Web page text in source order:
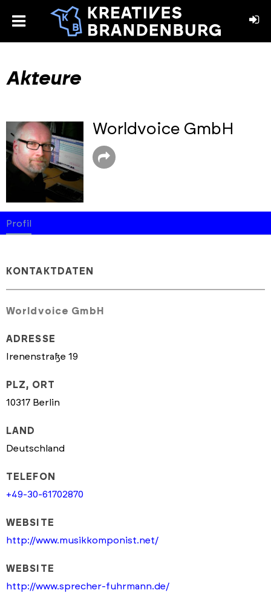
toggle
Akteure
Worldvoice GmbH
Profil
KONTAKTDATEN
Worldvoice GmbH
ADRESSE
Irenenstraße 19
PLZ, ORT
10317 Berlin
LAND
Deutschland
TELEFON
+49-30-61702870
WEBSITE
http://www.musikkomponist.net/
WEBSITE
http://www.sprecher-fuhrmann.de/